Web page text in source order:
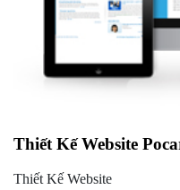
Thiết Kế Website
Thiết Kế Website